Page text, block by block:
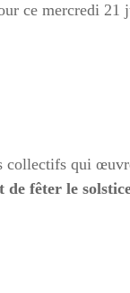
ce mercredi 21
collectifs qui
fêter le